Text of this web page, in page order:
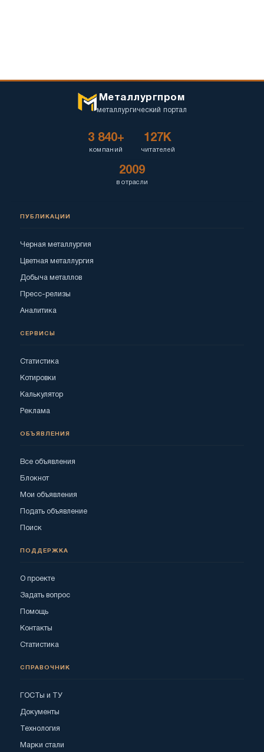
Металлургпром
металлургический портал
3 840+
компаний
127K
читателей
2009
в отрасли
ПУБЛИКАЦИИ
Черная металлургия
Цветная металлургия
Добыча металлов
Пресс-релизы
Аналитика
СЕРВИСЫ
Статистика
Котировки
Калькулятор
Реклама
ОБЪЯВЛЕНИЯ
Все объявления
Блокнот
Мои объявления
Подать объявление
Поиск
ПОДДЕРЖКА
О проекте
Задать вопрос
Помощь
Контакты
Статистика
СПРАВОЧНИК
ГОСТы и ТУ
Документы
Технология
Марки стали